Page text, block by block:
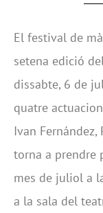
El festival de
setena edició
dissabte, 6 de
quatre
Ivan Fernández,
torna a prendre
mes de juliol a
a la sala del